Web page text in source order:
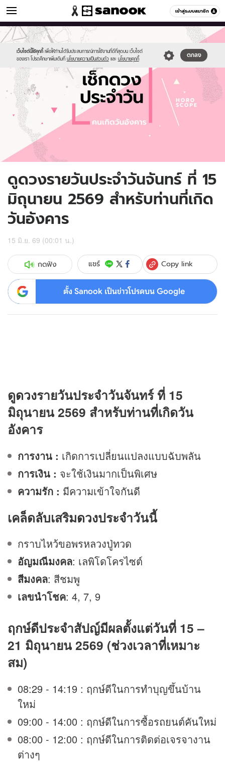
เข้าสู่ระบบสมาชิก
ดูดวง หมวดอื่นๆ
เว็บไซต์นี้ใช้คุกกี้ เพื่อให้ท่านได้รับประสบการณ์การใช้งานที่ดีที่สุดบน เว็บไซต์
ของเรา โปรดศึกษาเพิ่มเติมที่ นโยบายความเป็นส่วนตัว และ นโยบายคุกกี้
ตกลง
Sanook
//s.isanook.com/sr/0/images/logo-
new-
sanook.png
600
60
//s.isanook.com/ho/0/ud/fxd/day/daily-
horoscope-
tuesday.jpg
ดูดวงรายวันประจำวันจันทร์ ที่ 15
มิถุนายน 2569 สำหรับท่านที่เกิด
วันอังคาร
15 มิ.ย. 69 (00:01 น.)
กดฟัง แชร์ Copy link
ตั้ง Sanook เป็นข่าวโปรดบน Google
ดูดวงรายวันประจำวันจันทร์ ที่ 15
มิถุนายน 2569 สำหรับท่านที่เกิดวัน
อังคาร
การงาน : เกิดการเปลี่ยนแปลงแบบฉับพลัน
การเงิน : จะใช้เงินมากเป็นพิเศษ
ความรัก : มีความเข้าใจกันดี
เคล็ดลับเสริมดวงประจำวันนี้
กราบไหว้ขอพรหลวงปู่ทวด
อัญมณีมงคล: เลพิโดโครไซต์
สีมงคล: สีชมพู
เลขนำโชค: 4, 7, 9
ฤกษ์ดีประจำสัปญ์มีผลตั้งแต่วันที่ 15 –
21 มิถุนายน 2569 (ช่วงเวลาที่เหมาะ
สม)
08:29 - 14:19 : ฤกษ์ดีในการทำบุญขึ้นบ้าน
ใหม่
09:00 - 14:00 : ฤกษ์ดีในการซื้อรถยนต์คันใหม่
08:00 - 12:00 : ฤกษ์ดีในการติดต่อเจรจางาน
ต่างๆ